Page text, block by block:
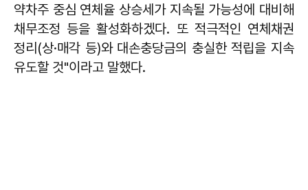
약차주 중심 연체율 상승세가 지속될 가능성에 대비해
채무조정 등을 활성화하겠다. 또 적극적인 연체채권
정리(상·매각 등)와 대손충당금의 충실한 적립을 지속
유도할 것"이라고 말했다.